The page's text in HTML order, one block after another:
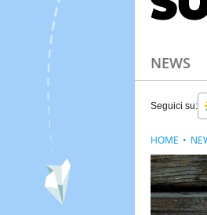
NEWS
Seguici su:
HOME